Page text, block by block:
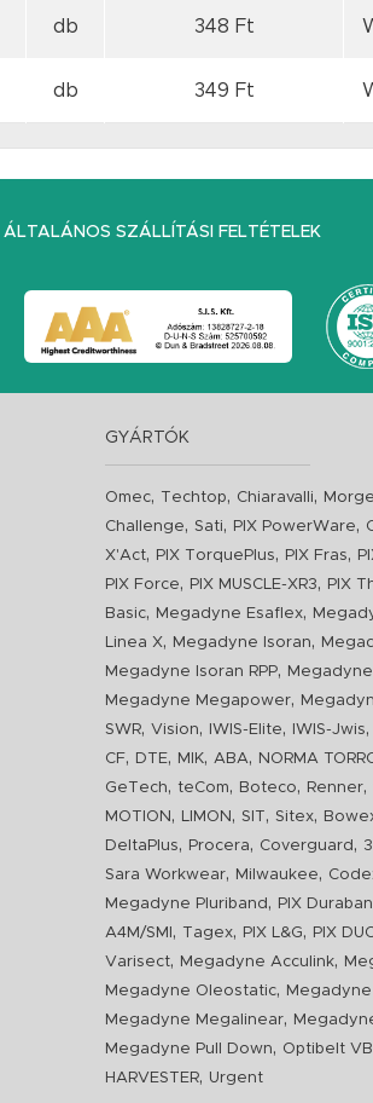
db 348 Ft
db 349 Ft
ÁLTALÁNOS SZÁLLÍTÁSI FELTÉTELEK
GYÁRTÓK
Omec, Techtop, Chiaravalli,
Challenge,Sati, PIX PowerWare,
X'Act, PIX TorquePlus, PIX Fras,
PIX Force, PIX MUSCLE-XR3, PIX
Basic, Megadyne Esaflex,
Linea X, Megadyne Isoran,
Megadyne Isoran RPP,
Megadyne Megapower,
SWR,Vision, IWIS-Elite, IWIS-Jwis,
CF, DTE, MIK, ABA, NORMA
GeTech, teCom, Boteco, Renner,
MOTION , LIMON ,SIT,Sitex,
DeltaPlus, Procera, Coverguard ,
Sara Workwear, Milwaukee,
Megadyne Pluriband , PIX
A4M/SMI , Tagex, PIX L&G, PIX
Varisect, Megadyne Acculink,
Megadyne Oleostatic,
Megadyne Megalinear,
Megadyne Pull Down, Optibelt VB
HARVESTER, Urgent